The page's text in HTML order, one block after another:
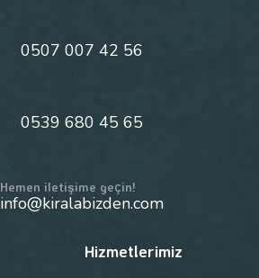
0507 007 42 56
0539 680 45 65
Hemen iletişime geçin!
info@kiralabizden.com
Hizmetlerimiz